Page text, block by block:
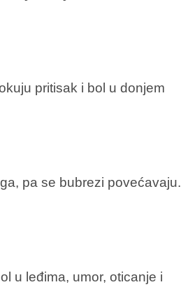
pritisak i bol u donjem
pa se bubrezi povećavaju.
u leđima, umor, oticanje i